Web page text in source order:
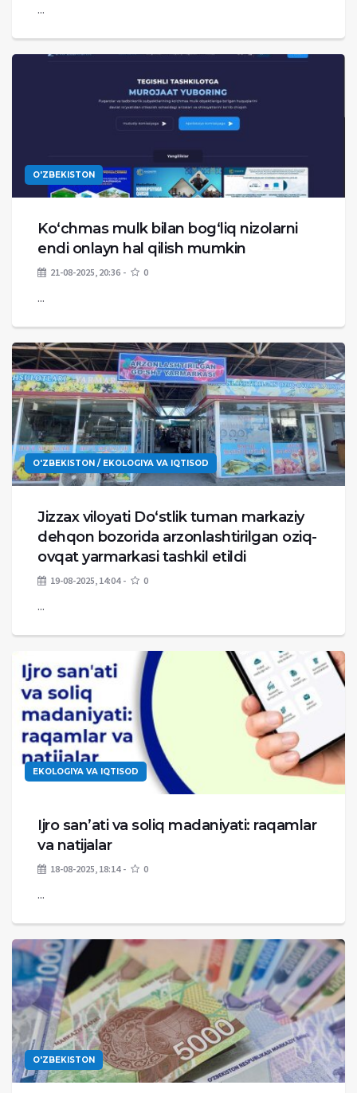
...
O'ZBEKISTON
Ko‘chmas mulk bilan bog‘liq nizolarni
endi onlayn hal qilish mumkin
21-08-2025, 20:36 0
...
O'ZBEKISTON / EKOLOGIYA VA IQTISOD
Jizzax viloyati Do‘stlik tuman markaziy
dehqon bozorida arzonlashtirilgan oziq-
ovqat yarmarkasi tashkil etildi
19-08-2025, 14:04 0
...
EKOLOGIYA VA IQTISOD
Ijro sanʼati va soliq madaniyati: raqamlar
va natijalar
18-08-2025, 18:14 0
...
O'ZBEKISTON